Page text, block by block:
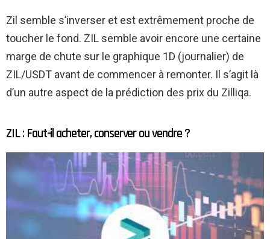
Zil semble s’inverser et est extrêmement proche de
toucher le fond. ZIL semble avoir encore une certaine
marge de chute sur le graphique 1D (journalier) de
ZIL/USDT avant de commencer à remonter. Il s’agit là
d’un autre aspect de la prédiction des prix du Zilliqa.
ZIL : Faut-il acheter, conserver ou vendre ?